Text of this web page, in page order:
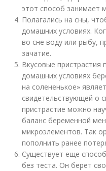
этот способ занимает
Полагались на сны,
домашних условиях.
во сне воду или рыбу,
зачатие.
Вкусовые пристрастия
домашних условиях
на солененькое»
свидетельствующей о
пристрастие можно
баланс беременной
микроэлементов. Так
пополнить ранее
Существует еще
без теста. Он берет